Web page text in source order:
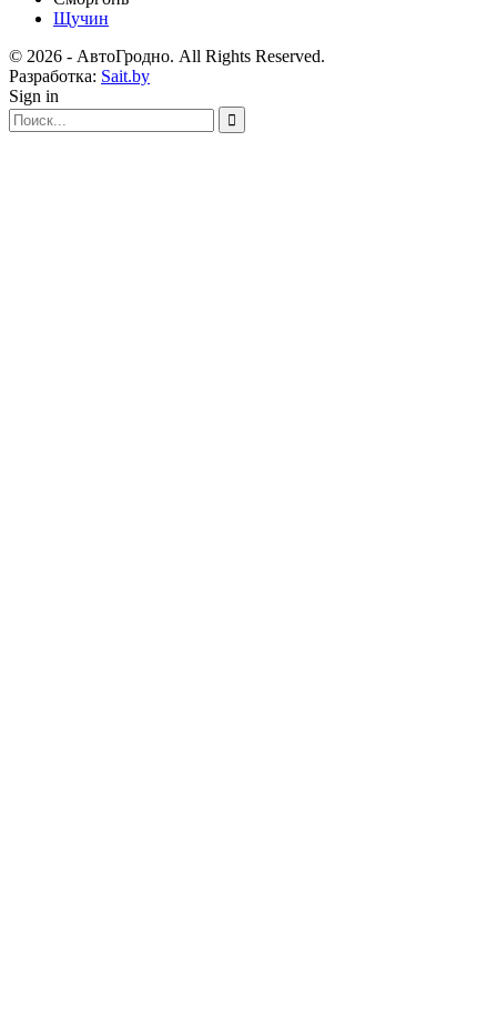
Щучин
© 2026 - АвтоГродно. All Rights Reserved.
Разработка: Sait.by
Sign in